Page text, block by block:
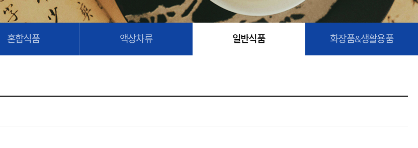
혼합식품 액상차류 일반식품 화장품&생활용품